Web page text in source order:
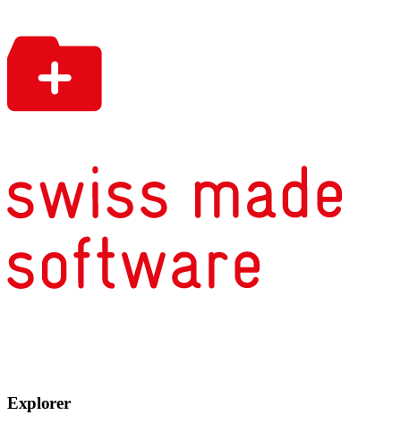
Explorer